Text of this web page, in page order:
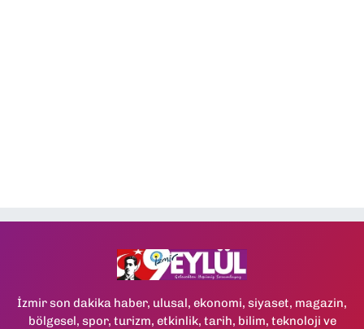
İzmir son dakika haber, ulusal, ekonomi, siyaset, magazin,
bölgesel, spor, turizm, etkinlik, tarih, bilim, teknoloji ve